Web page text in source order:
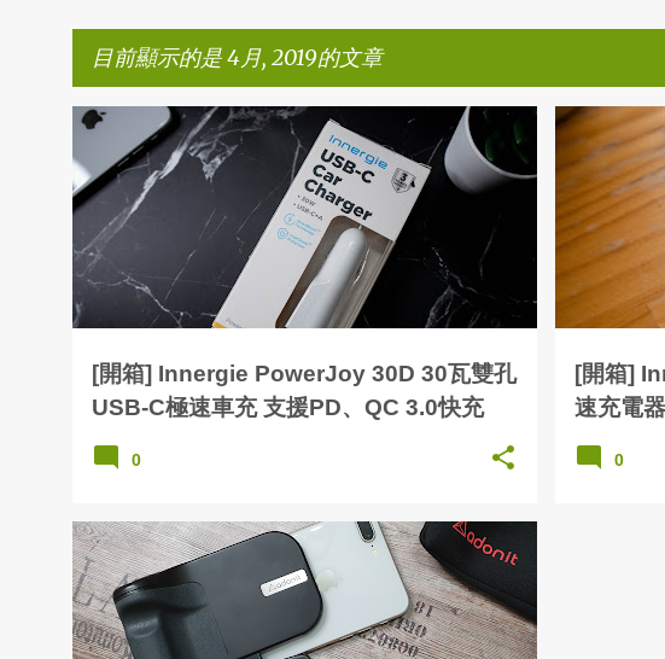
目前顯示的是 4月, 2019的文章
發
表
文
章
[開箱] Innergie PowerJoy 30D 30瓦雙孔
USB-C極速車充 支援PD、QC 3.0快充
0
[開箱]
速充電
0